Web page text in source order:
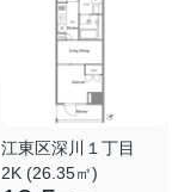
江東区深川１丁目
2K (26.35㎡)